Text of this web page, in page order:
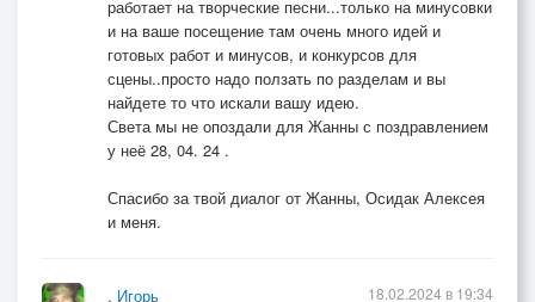
работает на творческие песни...только на минусовки
и на ваше посещение там очень много идей и
готовых работ и минусов, и конкурсов для
сцены..просто надо ползать по разделам и вы
найдете то что искали вашу идею.
Света мы не опоздали для Жанны с поздравлением
у неё 28, 04. 24 .
Спасибо за твой диалог от Жанны, Осидак Алексея
и меня.
. Игорь
18.02.2024 в 19:34